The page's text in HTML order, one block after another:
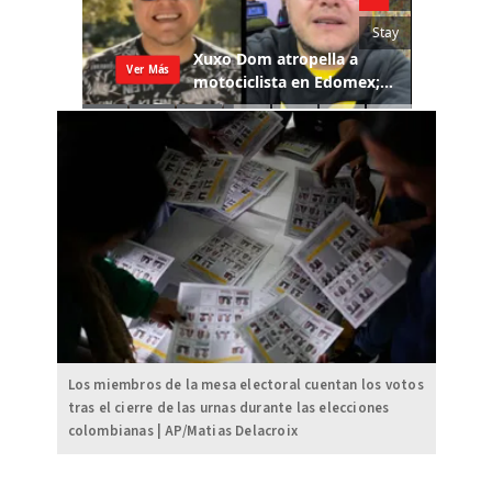
Los miembros de la mesa electoral cuentan los votos
tras el cierre de las urnas durante las elecciones
colombianas | AP/Matias Delacroix